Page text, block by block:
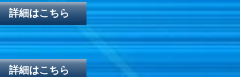
詳細はこちら
詳細はこちら